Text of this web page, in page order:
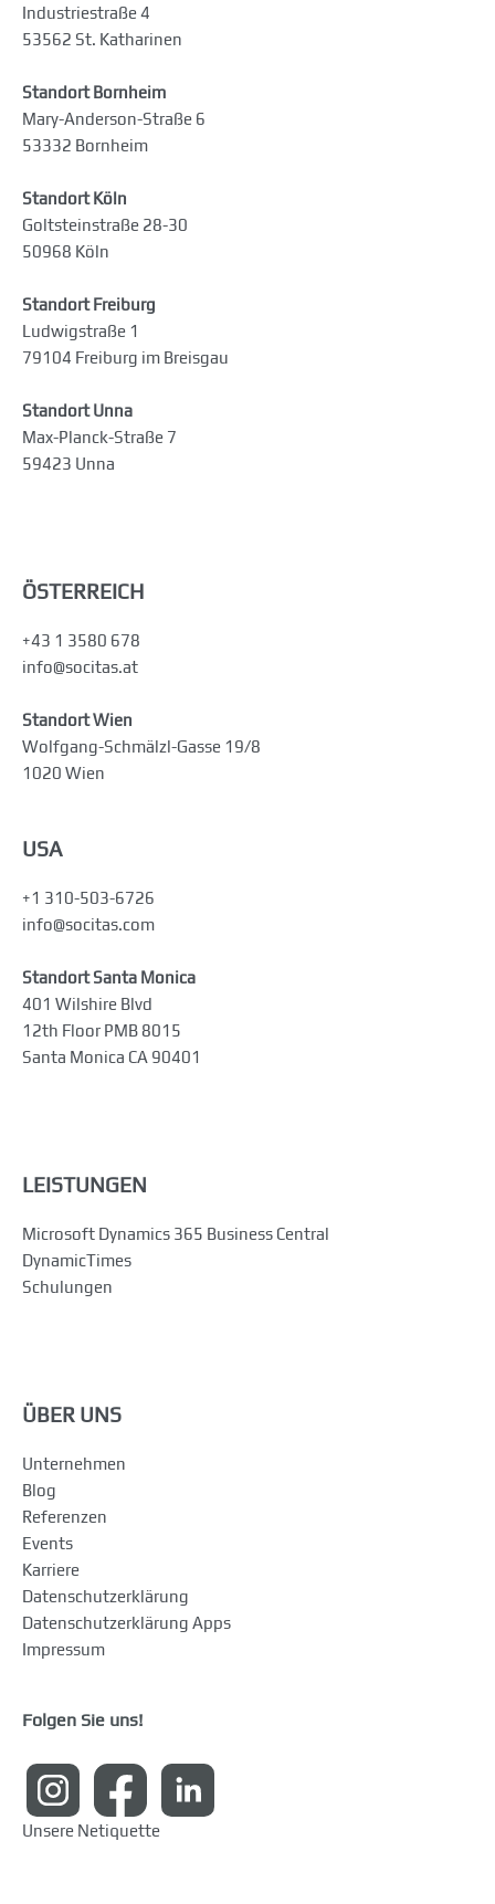
Industriestraße 4
53562 St. Katharinen
Standort Bornheim
Mary-Anderson-Straße 6
53332 Bornheim
Standort Köln
Goltsteinstraße 28-30
50968 Köln
Standort Freiburg
Ludwigstraße 1
79104 Freiburg im Breisgau
Standort Unna
Max-Planck-Straße 7
59423 Unna
ÖSTERREICH
+43 1 3580 678
info@socitas.at
Standort Wien
Wolfgang-Schmälzl-Gasse 19/8
1020 Wien
USA
+1 310-503-6726
info@socitas.com
Standort Santa Monica
401 Wilshire Blvd
12th Floor PMB 8015
Santa Monica CA 90401
LEISTUNGEN
Microsoft Dynamics 365 Business Central
DynamicTimes
Schulungen
ÜBER UNS
Unternehmen
Blog
Referenzen
Events
Karriere
Datenschutzerklärung
Datenschutzerklärung Apps
Impressum
Folgen Sie uns!
Unsere Netiquette